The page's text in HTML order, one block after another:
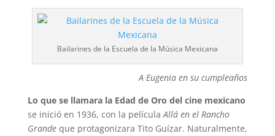
Bailarines de la Escuela de la Música Mexicana
A Eugenia en su cumpleaños
Lo que se llamara la Edad de Oro del cine mexicano
se inició en 1936, con la películaAllá en el Rancho
Grande que protagonizara Tito Guízar. Naturalmente,